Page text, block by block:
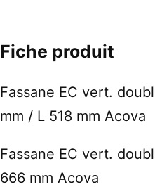
Fiche produit
Fassane EC vert.
mm / L 518 mm Acova
Fassane EC vert.
666 mm Acova